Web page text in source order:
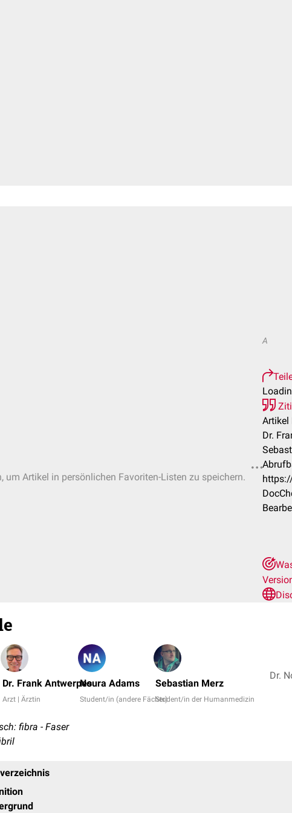
um Artikel in persönlichen Favoriten-Listen zu speichern.
A
Artikel
Dr.
Dr. Frank Antwerpes
Arzt | Ärztin
Noura Adams
Student/in (andere Fächer)
Sebastian Merz
Student/in der Humanmedizin
fibra - Faser